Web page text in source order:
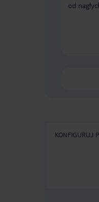
od
KONFIGURUJ